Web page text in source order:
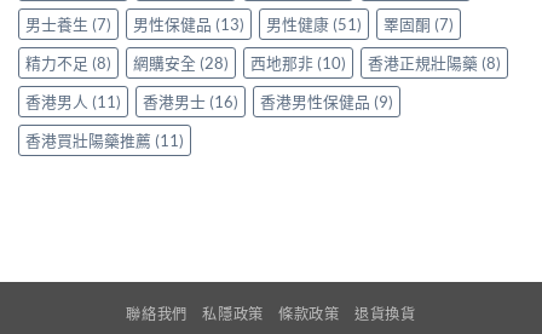
中
男士養生 (7) 男性保健品 (13) 男性健康 (51) 睪固酮 (7)
精力不足 (8) 網購安全 (28) 西地那非 (10) 香港正規壯陽藥 (8)
香港男人 (11) 香港男士 (16) 香港男性保健品 (9)
香港買壯陽藥推薦 (11)
聯絡我們 私隱政策 條款政策 退貨換貨